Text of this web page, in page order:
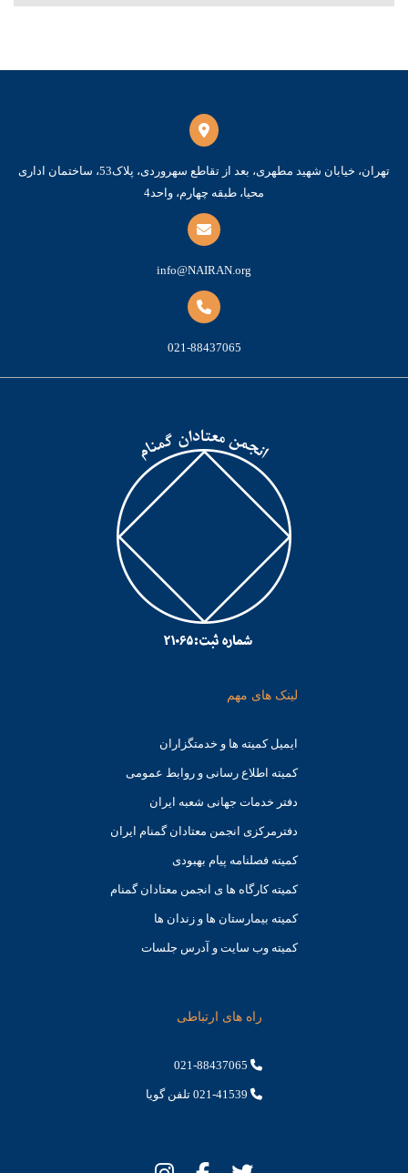
تهران، خیابان شهید مطهری، بعد از تقاطع سهروردی، پلاک53، ساختمان اداری
محیا، طبقه چهارم، واحد4
info@NAIRAN.org
021-88437065
لینک های مهم
ایمیل کمیته ها و خدمتگزاران
کميته اطلاع رسانی و روابط عمومی
دفتر خدمات جهانی شعبه ايران
دفترمرکزی انجمن معتادان گمنام ایران
کمیته فصلنامه پیام بهبودی
کمیته کارگاه ها ی انجمن معتادان گمنام
کمیته بیمارستان ها و زندان ها
کمیته وب سایت و آدرس جلسات
راه های ارتباطی